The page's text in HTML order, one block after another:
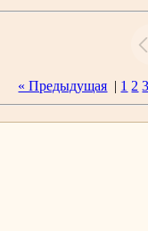
« Предыдущая | 1 2